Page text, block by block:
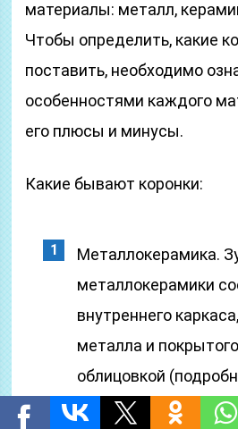
материалы: металл,
Чтобы определить, какие
поставить, необходимо
особенностями каждого
его плюсы и минусы.
Какие бывают коронки:
Металлокерамика.
металлокерамики
внутреннего
металла и
облицовкой
установка